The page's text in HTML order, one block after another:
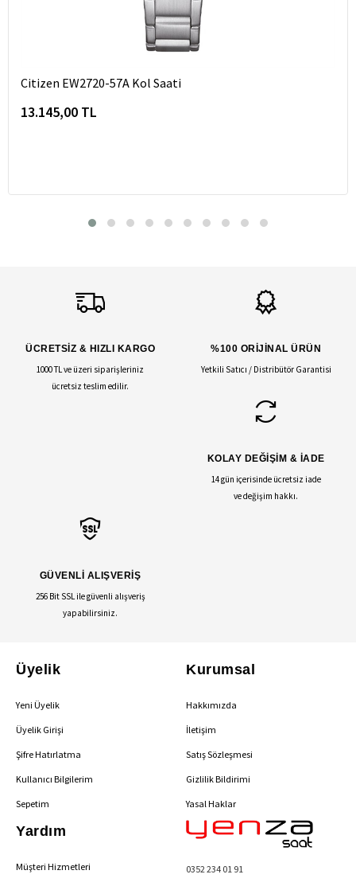
Citizen EW2720-57A Kol Saati
13.145,00 TL
ÜCRETSİZ & HIZLI KARGO
1000 TL ve üzeri siparişleriniz
ücretsiz teslim edilir.
%100 ORİJİNAL ÜRÜN
Yetkili Satıcı / Distribütör Garantisi
KOLAY DEĞİŞİM & İADE
14 gün içerisinde ücretsiz iade
ve değişim hakkı.
GÜVENLİ ALIŞVERİŞ
256 Bit SSL ile güvenli alışveriş
yapabilirsiniz.
Üyelik
Yeni Üyelik
Üyelik Girişi
Şifre Hatırlatma
Kullanıcı Bilgilerim
Sepetim
Kurumsal
Hakkımızda
İletişim
Satış Sözleşmesi
Gizlilik Bildirimi
Yasal Haklar
Yardım
Müşteri Hizmetleri 0352 234 01 91